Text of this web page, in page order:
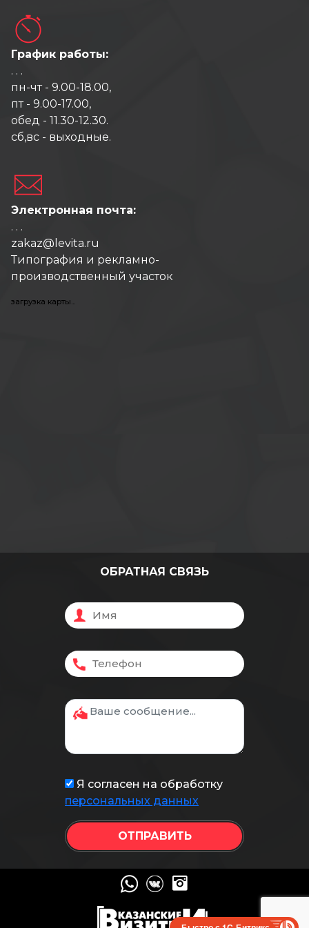
График работы:
. . .
пн-чт - 9.00-18.00,
пт - 9.00-17.00,
обед - 11.30-12.30.
сб,вс - выходные.
Электронная почта:
. . .
zakaz@levita.ru
Типография и рекламно-
производственный участок
загрузка карты...
ОБРАТНАЯ СВЯЗЬ
Я согласен на обработку
персональных данных